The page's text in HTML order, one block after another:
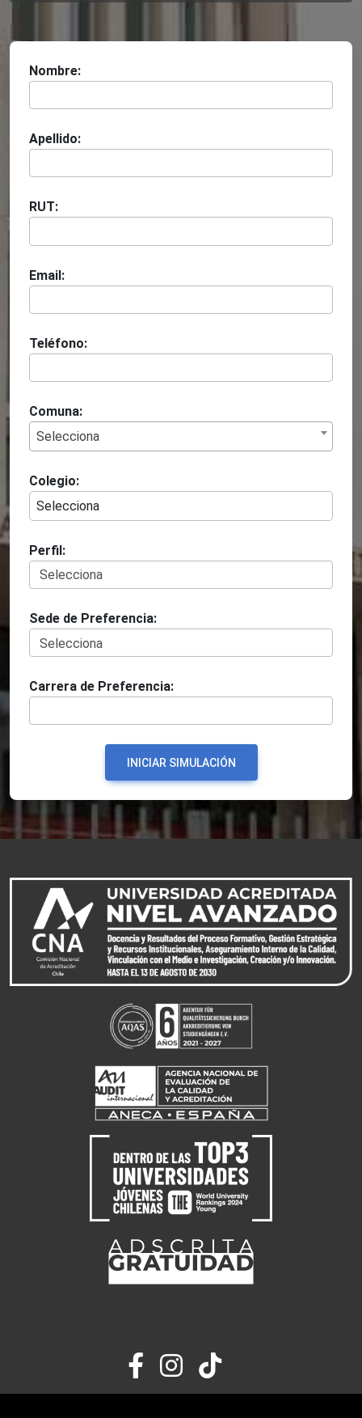
Nombre:
Apellido:
RUT:
Email:
Teléfono:
Comuna:
Selecciona
Colegio:
Selecciona
Perfil:
Sede de Preferencia:
Carrera de Preferencia:
INICIAR SIMULACIÓN